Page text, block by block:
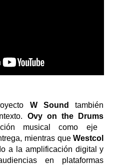
WSound
también
Ovy on the Drums
musical como eje
mientras queWestcol
a la amplificación digital y
en plataformas